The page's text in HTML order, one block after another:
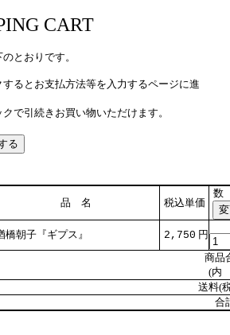
CART
とおりです。
するとお支払方法等を入力するページに進
で引続きお買い物いただけます。
品 名 税込単価
数
橋朝子『ギプス』 2,750 円
商品
(内
送料(
合